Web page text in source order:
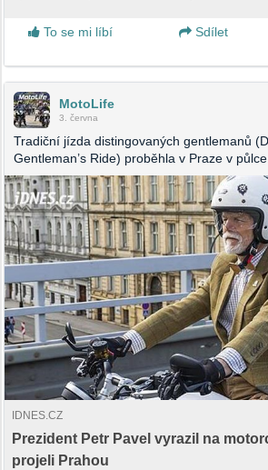
To se mi líbí
Sdílet
MotoLife
3. června
Tradiční jízda distingovaných gentlemanů
Gentleman’s Ride) proběhla v Praze v
IDNES.CZ
Prezident Petr Pavel vyrazil na
projeli Prahou